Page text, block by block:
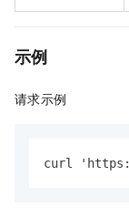
示例
请求示例
curl 'https :